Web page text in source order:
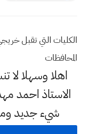
المحافظات
اهلا وسهلالا
الاستاذ احمد
شيء جديد